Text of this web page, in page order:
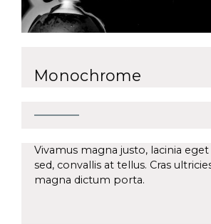
Monochrome
Vivamus magna justo, lacinia
sed, convallis at tellus. Cras
magna dictum porta.